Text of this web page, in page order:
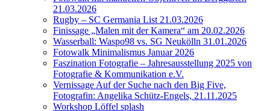
21.03.2026
Rugby – SC Germania List 21.03.2026
Finissage „Malen mit der Kamera“ am 20.02.2026
Wasserball: Waspo98 vs. SG Neukölln 31.01.2026
Fotowalk Minimalismus Januar 2026
Faszination Fotografie – Jahresausstellung 2025 von
Fotografie & Kommunikation e.V.
Vernissage Auf der Suche nach den Big Five,
Fotografin: Angelika Schütz-Engels, 21.11.2025
Workshop Löffel splash